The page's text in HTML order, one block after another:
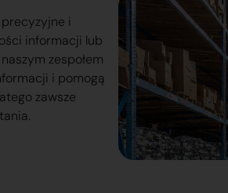
i
informacji lub
zespołem
i pomogą
zawsze